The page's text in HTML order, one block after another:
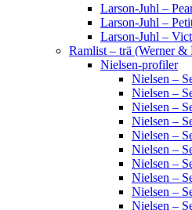
Larson-Juhl –
Larson-Juhl –
Larson-Juhl –
Ramlist – trä (Werner &
Nielsen-profiler
Nielsen –
Nielsen –
Nielsen –
Nielsen –
Nielsen –
Nielsen –
Nielsen –
Nielsen –
Nielsen –
Nielsen –